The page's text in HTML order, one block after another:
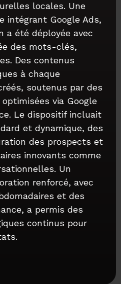
locales. Une
intégrant Google Ads,
a été déployée avec
des mots-clés,
Des contenus
à chaque
soutenus par des
via Google
Le dispositif incluait
et dynamique, des
des prospects et
innovants comme
Un
renforcé, avec
et des
a permis des
continus pour